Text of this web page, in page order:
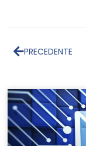
PRECEDENTE